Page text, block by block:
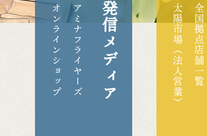
唯我発信メディア
アミナフライヤーズ
オンラインショップ 全国拠点店舗一覧
太陽市場（法人営業）